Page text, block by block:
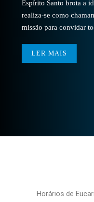
Espírito Santo brota a
realiza-se como
missão para convidar
LER MAIS
Horários de